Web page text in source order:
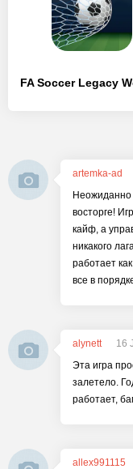
artemka-ad
Неожиданно
восторге!
кайф, а
никакого
работает
все в
alynett
16
Эта игра
залетело.
работает,
allex991115